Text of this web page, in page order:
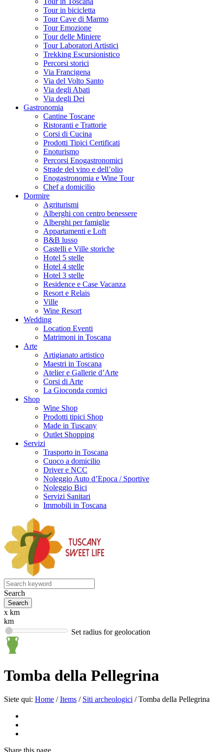
Tour in bicicletta
Tour Cave di Marmo
Tour Emozione
Tour delle Miniere
Tour Laboratori Artistici
Trekking Escursionistico
Percorsi storici
Via Francigena
Via del Volto Santo
Via degli Abati
Via degli Dei
Gastronomia
Cantine Toscane
Ristoranti e Trattorie
Corsi di Cucina
Prodotti Tipici Certificati
Enoturismo
Percorsi Enogastronomici
Strade del vino e dell’olio
Enogastronomia e Wine Tour
Chef a domicilio
Dormire
Agriturismi
Alberghi con centro benessere
Alberghi per famiglie
Appartamenti e Loft
B&B lusso
Castelli e Ville storiche
Hotel 5 stelle
Hotel 4 stelle
Hotel 3 stelle
Residence e Case Vacanza
Resort e Relais
Ville
Wine Resort
Wedding
Location Eventi
Matrimoni in Toscana
Arte
Artigianato artistico
Maestri in Toscana
Atelier e Gallerie d’Arte
Corsi di Arte
La Gioconda cornici
Shop
Wine Shop
Prodotti tipici Shop
Made in Tuscany
Outlet Shopping
Servizi
Trasporto in Toscana
Cuoco a domicilio
Driver e NCC
Noleggio Auto d’Epoca / Sportive
Noleggio Bici
Servizi Sanitari
Immobili in Toscana
Search
x km
km
Set radius for geolocation
Tomba della Pellegrina
Siete qui: Home / Items / Siti archeologici / Tomba della Pellegrina